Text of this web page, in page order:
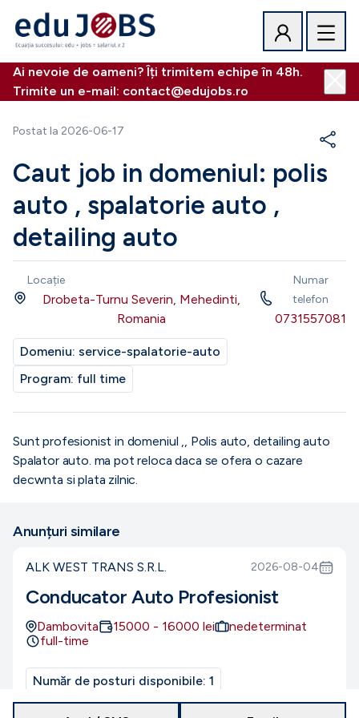
Ai nevoie de oameni? Îți trimitem echipe în 48h.
Trimite un e-mail: contact@edujobs.ro
Postat la 2026-06-17
Caut job in domeniul: polis
auto , spalatorie auto ,
detailing auto
Locație
Drobeta-Turnu Severin, Mehedinti,
Romania
Numar
telefon
0731557081
Domeniu: service-spalatorie-auto
Program: full time
Sunt profesionist in domeniul ,, Polis auto, detailing auto
Spalator auto. ma pot reloca daca se ofera o cazare
decwnta si plata zilnic.
Anunțuri similare
ALK WEST TRANS S.R.L. 2026-08-04
Conducator Auto Profesionist
Dambovita 15000 - 16000 lei
nedeterminat
full-time
Număr de posturi disponibile: 1
Nivel de studii:necalificat